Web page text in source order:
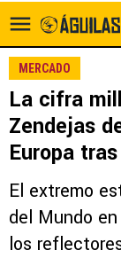
MERCADO
La cifra
Zendejas
Europa
El extremo
del Mundo
los